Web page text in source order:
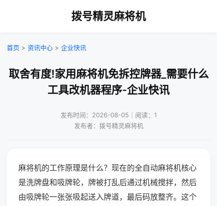
拨号精灵麻将机
首页 > 资讯中心 > 企业快讯
取舍有度!家用麻将机免拆控牌器_需要什么
工具改机器程序-企业快讯
发布时间：2026-08-05｜阅读：1
发布者：拨号精灵麻将机
麻将机的工作原理是什么？现在的全自动麻将机核心
是洗牌盘和吸牌轮，牌被打乱后通过机械搅拌，然后
由吸牌轮一张张吸起送入牌道，最后码放整齐。这个